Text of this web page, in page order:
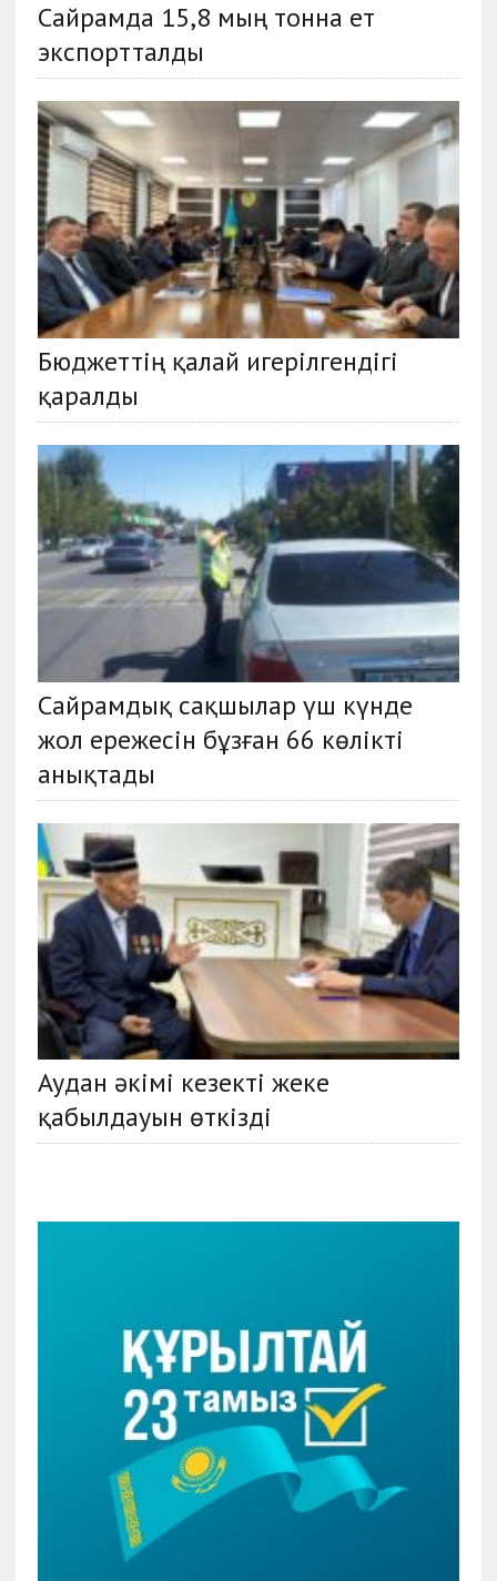
Сайрамда 15,8 мың тонна ет
экспортталды
Бюджеттің қалай игерілгендігі
қаралды
Сайрамдық сақшылар үш күнде
жол ережесін бұзған 66 көлікті
анықтады
Аудан әкімі кезекті жеке
қабылдауын өткізді